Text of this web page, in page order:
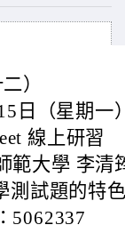
）
日（星期一
線上研習
範大學 李清
測試題的特
5062337